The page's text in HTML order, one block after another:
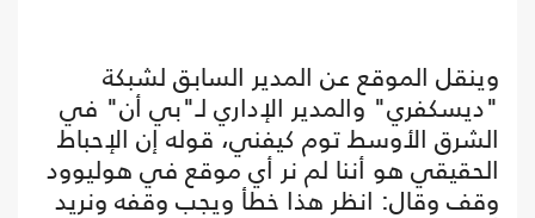
وينقل الموقع عن المدير السابق لشبكة
"ديسكفري" والمدير الإداري لـ"بي أن" في
الشرق الأوسط توم كيفني، قوله إن الإحباط
الحقيقي هو أننا لم نر أي موقع في هوليوود
وقف وقال: انظر هذا خطأ ويجب وقفه ونريد